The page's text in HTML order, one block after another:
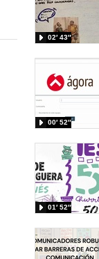
02′ 43″
00′ 52″
01′ 52″